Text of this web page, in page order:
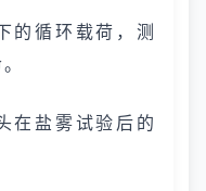
的循环载荷，测
在盐雾试验后的